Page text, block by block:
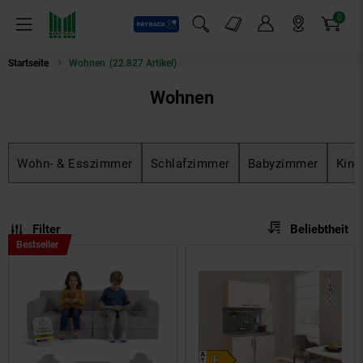
Menü
Payback
Suchfeld einblenden
Markt-Angebote 0
Artikel
Startseite Wohnen (22.827 Artikel)
Wohnen
Wohn- & Esszimmer Schlafzimmer Babyzimmer
Filter Sortierung:
Beliebtheit
BestsellerBestseller,
Kategorie
Wohnen